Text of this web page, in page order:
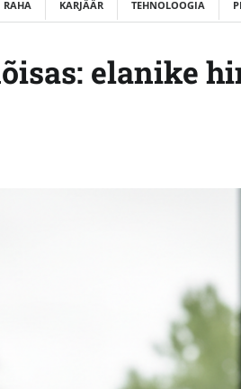
RAHA KARJÄÄR TEHNOLOOGIA
elanike